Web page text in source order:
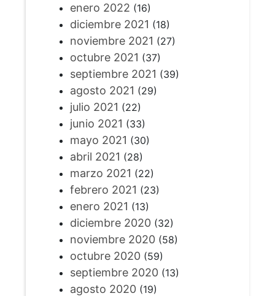
enero 2022 (16)
diciembre 2021 (18)
noviembre 2021 (27)
octubre 2021 (37)
septiembre 2021 (39)
agosto 2021 (29)
julio 2021 (22)
junio 2021 (33)
mayo 2021 (30)
abril 2021 (28)
marzo 2021 (22)
febrero 2021 (23)
enero 2021 (13)
diciembre 2020(32)
noviembre 2020(58)
octubre 2020(59)
septiembre 2020(13)
agosto 2020(19)